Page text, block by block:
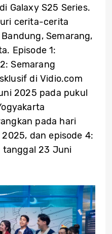
Galaxy S25 Series.
cerita-cerita
Semarang,
Episode 1:
Semarang
di Vidio.com
2025 pada pukul
pada hari
dan episode 4:
tanggal 23 Juni